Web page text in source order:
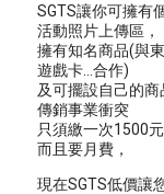
SGTS讓你可擁有
活動照片上傳區，
擁有知名商品(與
遊戲卡...合作)
及可擺設自己的
傳銷事業衝突
只須繳一次1500
而且要月費，
現在SGTS低價讓